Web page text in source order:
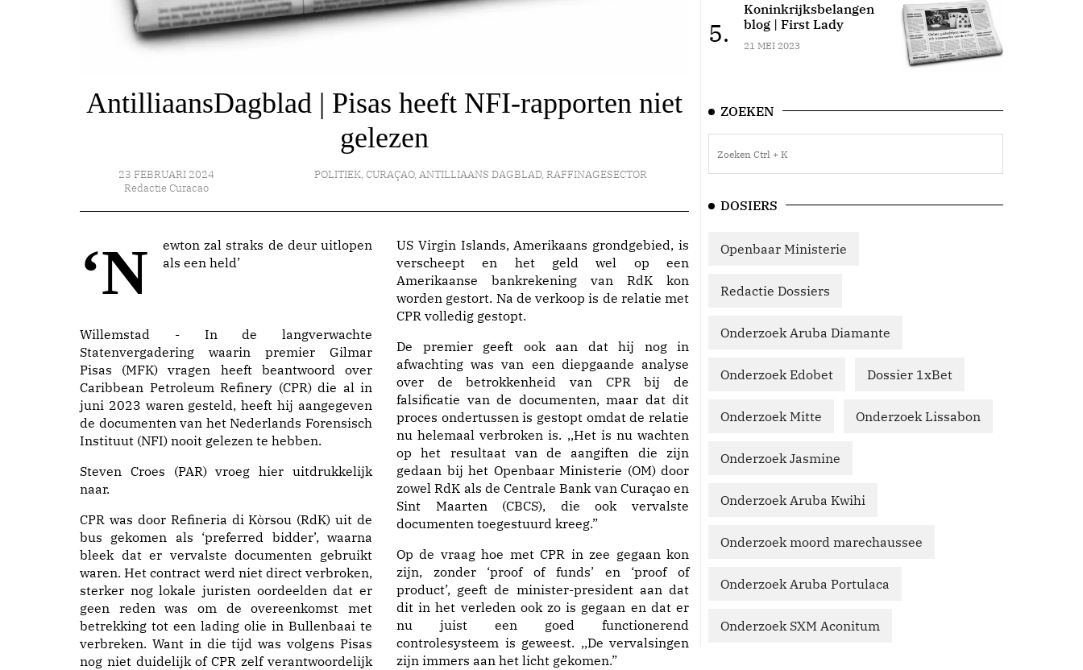
AntilliaansDagblad | Pisas heeft NFI-rapporten niet
gelezen
23 FEBRUARI 2024
Redactie Curacao
POLITIEK,CURAÇAO,ANTILLIAANS DAGBLAD,RAFFINAGESECTOR
‘Newton zal straks de deur uitlopen als een held’
Willemstad - In de langverwachte
Statenvergadering waarin premier Gilmar
Pisas (MFK) vragen heeft beantwoord over
Caribbean Petroleum Refinery (CPR) die al in
juni 2023 waren gesteld, heeft hij aangegeven
de documenten van het Nederlands Forensisch
Instituut (NFI) nooit gelezen te hebben.
Steven Croes (PAR) vroeg hier uitdrukkelijk
naar.
CPR was door Refineria di Kòrsou (RdK) uit de
bus gekomen als ‘preferred bidder’, waarna
bleek dat er vervalste documenten gebruikt
waren. Het contract werd niet direct verbroken,
sterker nog lokale juristen oordeelden dat er
geen reden was om de overeenkomst met
betrekking tot een lading olie in Bullenbaai te
verbreken. Want in die tijd was volgens Pisas
nog niet duidelijk of CPR zelf verantwoordelijk
US Virgin Islands, Amerikaans grondgebied, is
verscheept en het geld wel op een
Amerikaanse bankrekening van RdK kon
worden gestort. Na de verkoop is de relatie met
CPR volledig gestopt.
De premier geeft ook aan dat hij nog in
afwachting was van een diepgaande analyse
over de betrokkenheid van CPR bij de
falsificatie van de documenten, maar dat dit
proces ondertussen is gestopt omdat de relatie
nu helemaal verbroken is. ,,Het is nu wachten
op het resultaat van de aangiften die zijn
gedaan bij het Openbaar Ministerie (OM) door
zowel RdK als de Centrale Bank van Curaçao en
Sint Maarten (CBCS), die ook vervalste
documenten toegestuurd kreeg.”
Op de vraag hoe met CPR in zee gegaan kon
zijn, zonder ‘proof of funds’ en ‘proof of
product’, geeft de minister-president aan dat
dit in het verleden ook zo is gegaan en dat er
nu juist een goed functionerend
controlesysteem is geweest. ,,De vervalsingen
zijn immers aan het licht gekomen.”
5.
Koninkrijksbelangen
blog | First Lady
21 MEI 2023
ZOEKEN
DOSIERS
Openbaar Ministerie
Redactie Dossiers
Onderzoek Aruba Diamante
Onderzoek Edobet Dossier 1xBet
Onderzoek Mitte Onderzoek Lissabon
Onderzoek Jasmine
Onderzoek Aruba Kwihi
Onderzoek moord marechaussee
Onderzoek Aruba Portulaca
Onderzoek SXM Aconitum